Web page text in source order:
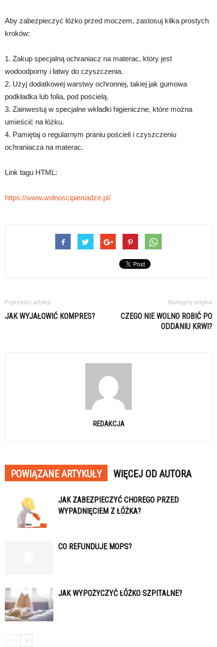
Aby zabezpieczyć łóżko przed moczem, zastosuj kilka prostych
kroków:
1. Zakup specjalną ochraniacz na materac, który jest
wodoodporny i łatwy do czyszczenia.
2. Użyj dodatkowej warstwy ochronnej, takiej jak gumowa
podkładka lub folia, pod pościelą.
3. Zainwestuj w specjalne wkładki higieniczne, które można
umieścić na łóżku.
4. Pamiętaj o regularnym praniu pościeli i czyszczeniu
ochraniacza na materac.
Link tagu HTML:
https://www.wolnoscipieniadze.pl/
Poprzedni artykuł
JAK WYJAŁOWIĆ KOMPRES?
Następny artykuł
CZEGO NIE WOLNO ROBIĆ PO
ODDANIU KRWI?
REDAKCJA
POWIĄZANE ARTYKUŁY WIĘCEJ OD AUTORA
JAK ZABEZPIECZYĆ CHOREGO PRZED
WYPADNIĘCIEM Z ŁÓŻKA?
CO REFUNDUJE MOPS?
JAK WYPOŻYCZYĆ ŁÓŻKO SZPITALNE?